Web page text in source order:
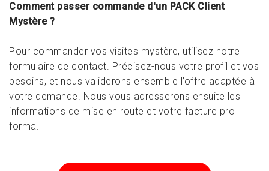
Comment passer commande d'un PACK Client
Mystère ?
Pour commander vos visites mystère, utilisez notre
formulaire de contact. Précisez-nous votre profil et vos
besoins, et nous validerons ensemble l’offre adaptée à
votre demande. Nous vous adresserons ensuite les
informations de mise en route et votre facture pro
forma.